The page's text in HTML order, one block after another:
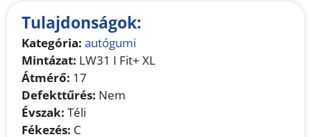
Tulajdonságok:
Kategória: autógumi
Mintázat: LW31 I Fit+ XL
Átmérő: 17
Defekttűrés: Nem
Évszak: Téli
Fékezés: C